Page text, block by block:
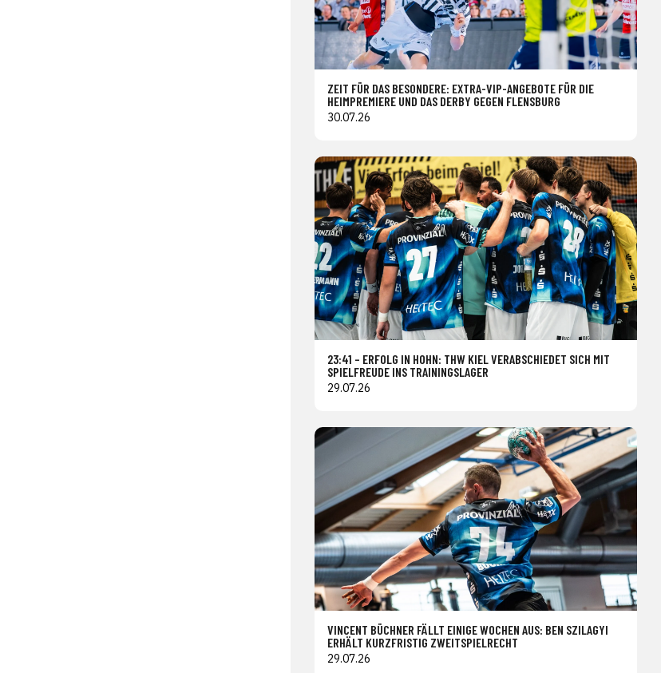
ZEIT FÜR DAS BESONDERE: EXTRA-VIP-ANGEBOTE FÜR DIE
HEIMPREMIERE UND DAS DERBY GEGEN FLENSBURG
30.07.26
23:41 – ERFOLG IN HOHN: THW KIEL VERABSCHIEDET SICH MIT
SPIELFREUDE INS TRAININGSLAGER
29.07.26
VINCENT BÜCHNER FÄLLT EINIGE WOCHEN AUS: BEN SZILAGYI
ERHÄLT KURZFRISTIG ZWEITSPIELRECHT
29.07.26